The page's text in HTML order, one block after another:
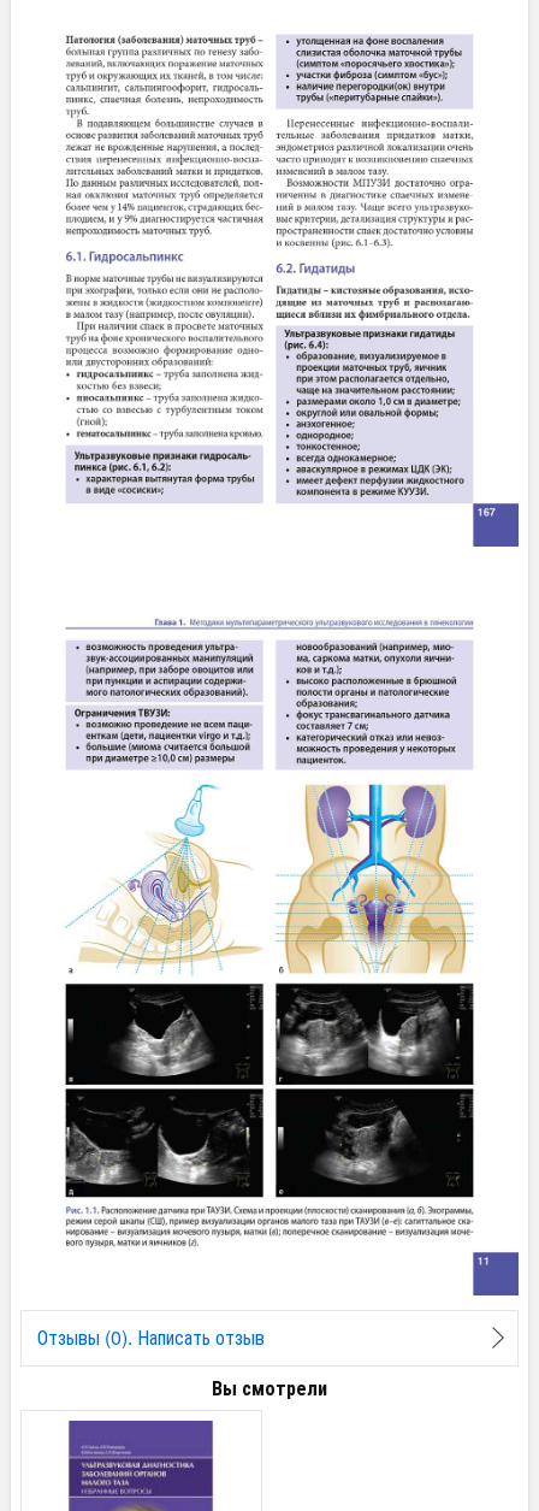
Отзывы (0). Написать отзыв
Вы смотрели